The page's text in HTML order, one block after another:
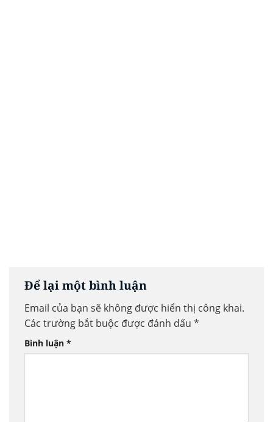
Để lại một bình luận
Email của bạn sẽ không được hiển thị công khai.
Các trường bắt buộc được đánh dấu *
Bình luận *